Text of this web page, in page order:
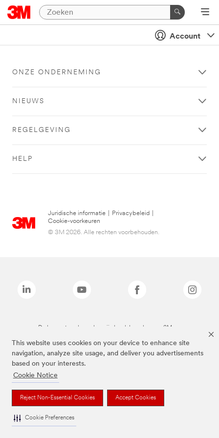
This website uses cookies on your device to enhance site
navigation, analyze site usage, and deliver you advertisements
based on your interests.
Cookie Notice
Reject Non-Essential Cookies Accept Cookies
Cookie Preferences
Account
ONZE ONDERNEMING
NIEUWS
REGELGEVING
HELP
Juridische informatie Privacybeleid
Cookie-voorkeuren
© 3M 2026. Alle rechten voorbehouden.
De bovenstaande merken zijn handelsmerken van 3M.we